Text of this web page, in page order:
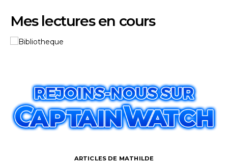
Mes lectures en cours
ARTICLES DE MATHILDE